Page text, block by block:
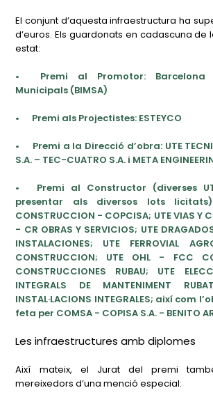
El conjunt d’aquesta infraestructura ha
d’euros. Els guardonats en cadascuna de
estat:
•
Premi al Promotor: Barcelona
Municipals (BIMSA)
• Premi als Projectistes: ESTEYCO
•
Premi a la Direcció d’obra: UTE
S.A. – TEC-CUATRO S.A. i META
•
Premi al Constructor (diverses
presentar als diversos lots licitats):
CONSTRUCCION - COPCISA; UTE VIAS Y
- CR OBRAS Y SERVICIOS; UTE
INSTALACIONES; UTE FERROVIAL
CONSTRUCCION; UTE OHL - FCC
CONSTRUCCIONES RUBAU; UTE
INTEGRALS DE MANTENIMENT
INSTAL·LACIONS INTEGRALES; així com
feta per COMSA - COPISA S.A. - BENITO
Les infraestructures amb diplomes
Així mateix, el Jurat del premi
mereixedors d’una menció especial: